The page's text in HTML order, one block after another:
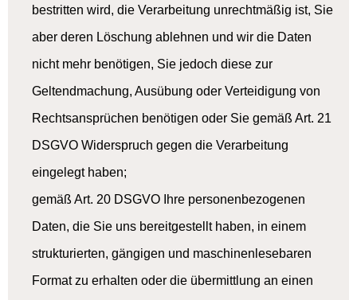
bestritten wird, die Verarbeitung unrechtmäßig ist, Sie
aber deren Löschung ablehnen und wir die Daten
nicht mehr benötigen, Sie jedoch diese zur
Geltendmachung, Ausübung oder Verteidigung von
Rechtsansprüchen benötigen oder Sie gemäß Art. 21
DSGVO Widerspruch gegen die Verarbeitung
eingelegt haben;
gemäß Art. 20 DSGVO Ihre personenbezogenen
Daten, die Sie uns bereitgestellt haben, in einem
strukturierten, gängigen und maschinenlesebaren
Format zu erhalten oder die übermittlung an einen